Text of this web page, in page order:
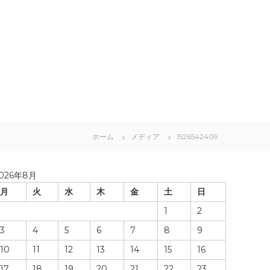
ホーム メディア 1526542409
年8月
月
火 水 木 金 土
日
1
2
3
4 5 6 7 8
9
10
11 12 13 14 15
16